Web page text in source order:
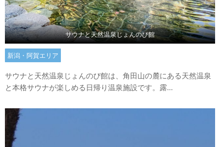
サウナと天然温泉じょんのび館
新潟・阿賀エリア
サウナと天然温泉じょんのび館は、角田山の麓にある天然温泉
と本格サウナが楽しめる日帰り温泉施設です。露...